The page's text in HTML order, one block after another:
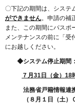
〇下記の期間は、システ
ができません。申請の補
また、この期間にパスポ
メンテナンスの前に「受
にお越しください。
◆システム停止期間：
７月31日（金）
法務省戸籍情報連携
（８月１日（土）０